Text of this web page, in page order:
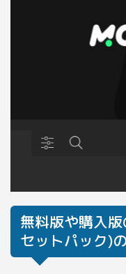
無料版や購入
セットパック)